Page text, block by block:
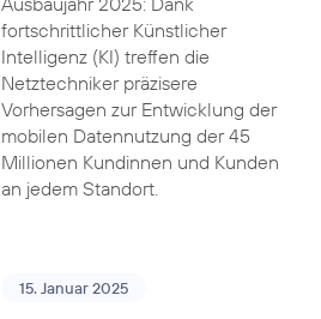
fortschrittlicher Künstlicher
Intelligenz (KI) treffen die
Netztechniker präzisere
Vorhersagen zur Entwicklung der
mobilen Datennutzung der 45
Millionen Kundinnen und Kunden
an jedem Standort.
15. Januar 2025